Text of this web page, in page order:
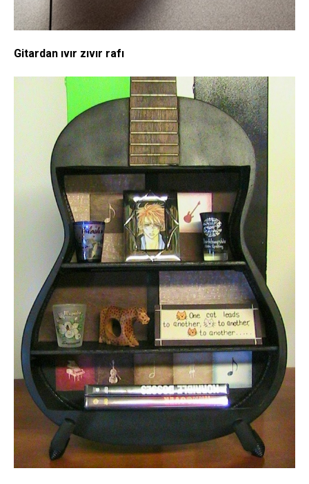
Gitardan ıvır zıvır rafı